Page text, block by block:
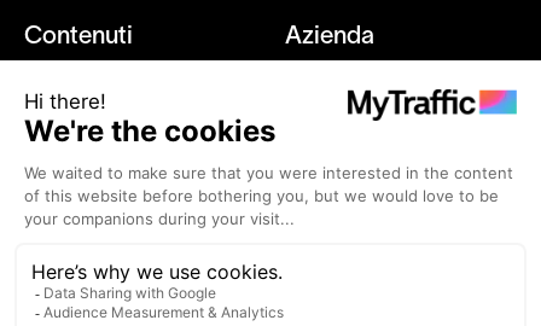
Contenuti
Ricerche di mercato
Blog
Clienti
Alternative
Azienda
Su di noi
Kit stampa e media
Come funziona
Contatti